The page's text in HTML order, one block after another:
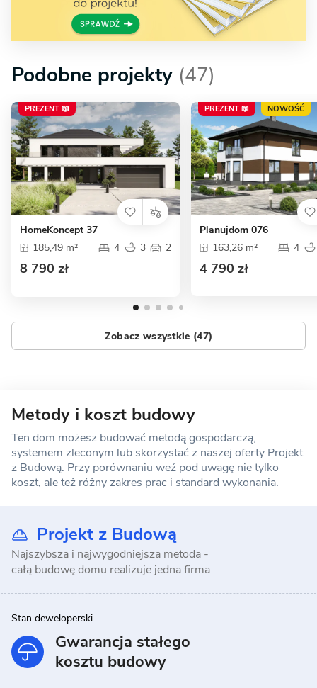
Podobne projekty (47)
PREZENT 📖
HomeKoncept 37
185,49 m²
4 3 2
8 790 zł
PREZENT 📖 NOWOŚĆ
Planujdom 076
163,26 m²
4
4 790 zł
Zobacz wszystkie (47)
Metody i koszt budowy
Ten dom możesz budować metodą gospodarczą,
systemem zleconym lub skorzystać z naszej oferty Projekt
z Budową. Przy porównaniu weź pod uwagę nie tylko
koszt, ale też różny zakres prac i standard wykonania.
Projekt z Budową
Najszybsza i najwygodniejsza metoda -
całą budowę domu realizuje jedna firma
Stan deweloperski
Gwarancja stałego
kosztu budowy